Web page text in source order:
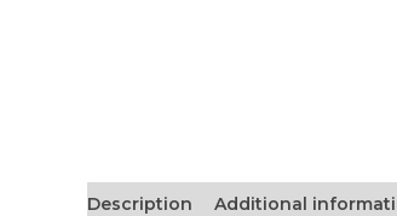
Description Additional